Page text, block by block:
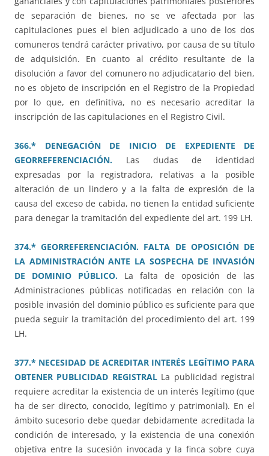
de separación de bienes, no se ve afectada por las
capitulaciones pues el bien adjudicado a uno de los dos
comuneros tendrá carácter privativo, por causa de su título
de adquisición. En cuanto al crédito resultante de la
disolución a favor del comunero no adjudicatario del bien,
no es objeto de inscripción en el Registro de la Propiedad
por lo que, en definitiva, no es necesario acreditar la
inscripción de las capitulaciones en el Registro Civil.
366.* DENEGACIÓN DE INICIO DE EXPEDIENTE DE
GEORREFERENCIACIÓN.
Las dudas de identidad
expresadas por la registradora, relativas a la posible
alteración de un lindero y a la falta de expresión de la
causa del exceso de cabida, no tienen la entidad suficiente
para denegar la tramitación del expediente del art. 199 LH.
374.* GEORREFERENCIACIÓN. FALTA DE OPOSICIÓN DE
LA ADMINISTRACIÓN ANTE LA SOSPECHA DE INVASIÓN
DE DOMINIO PÚBLICO.
La falta de oposición de las
Administraciones públicas notificadas en relación con la
posible invasión del dominio público es suficiente para que
pueda seguir la tramitación del procedimiento del art. 199
LH.
377.* NECESIDAD DE ACREDITAR INTERÉS LEGÍTIMO PARA
OBTENER PUBLICIDAD REGISTRALLa publicidad registral
requiere acreditar la existencia de un interés legítimo (que
ha de ser directo, conocido, legítimo y patrimonial). En el
ámbito sucesorio debe quedar debidamente acreditada la
condición de interesado, y la existencia de una conexión
objetiva entre la sucesión invocada y la finca sobre cuya